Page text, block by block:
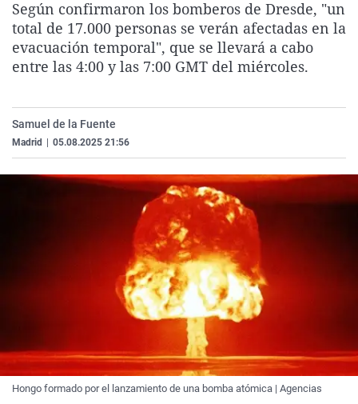
La rosa de los vientos
Gente viajera
Como el perro y el
Caso
Retornados
Equipo de
Extremadura
Galicia
La Rioja
Virales
Televisión
Elecciones
Según confirmaron los bomberos de Dresde, "un
total de 17.000 personas se verán afectadas en la
evacuación temporal", que se llevará a cabo
entre las 4:00 y las 7:00 GMT del miércoles.
Samuel de la Fuente
Madrid 05.08.2025 21:56
Hongo formado por el lanzamiento de una bomba atómica | Agencias